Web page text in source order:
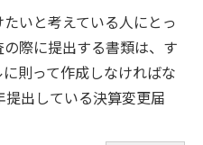
いと考えている人にとっ
際に提出する書類は、す
則って作成しなければな
提出している決算変更届